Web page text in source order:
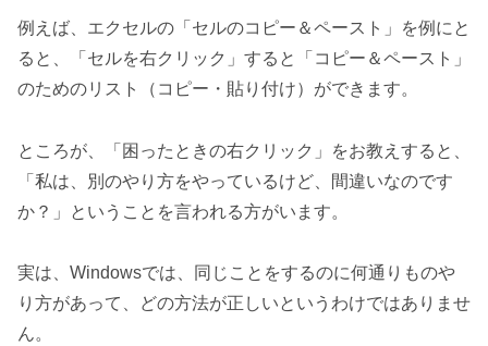
例えば、エクセルの「セルのコピー＆ペースト」を例にと
ると、「セルを右クリック」すると「コピー＆ペースト」
のためのリスト（コピー・貼り付け）ができます。
ところが、「困ったときの右クリック」をお教えすると、
「私は、別のやり方をやっているけど、間違いなのです
か？」ということを言われる方がいます。
実は、Windowsでは、同じことをするのに何通りものや
り方があって、どの方法が正しいというわけではありませ
ん。